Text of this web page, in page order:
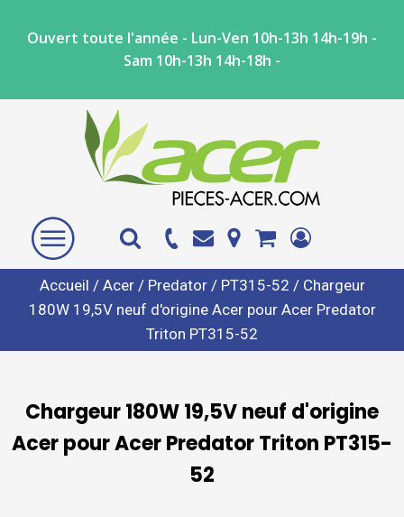
Ouvert toute l'année - Lun-Ven 10h-13h 14h-19h -
Sam 10h-13h 14h-18h -
Accueil / Acer/ Predator/ PT315-52 / Chargeur
180W 19,5V neuf d'origine Acer pour Acer Predator
Triton PT315-52
Chargeur 180W 19,5V neuf d'origine
Acer pour Acer Predator Triton PT315-
52